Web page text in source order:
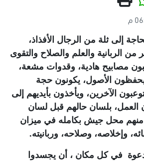
إلى ثلة من الرجال الأفذاذ،
الربانية والعلم والصلاح والتقوى
مصابيح هادية، وقدوات مشعة،
الأصول، يكونون حجة
الآخرين، ويأخذون بأيديهم إلى
العمل، بلسان حالهم قبل لسان
منهم محل جيش بكامله في ميزان
وإخلاصه، وصلاحه، وربانيته.
في كل مكان ، أن يجسدوا